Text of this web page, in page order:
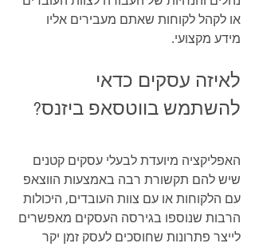
או לקהל לקוחות שאתם מעבירים אליו
מידע מקצועי.
לאיזה עסקים כדאי
להשתמש בווטסאפ ביזנס?
האפליקציה מיועדת לבעלי עסקים קטנים
שיש להם תקשורת רבה באמצעות הווצאפ
עם הלקוחות או עם צוות העובדים, היכולות
הרבות שנוספו בגירסה העסקים מאפשרים
לייצר פתרונות שחוסכים לעסק זמן יקר